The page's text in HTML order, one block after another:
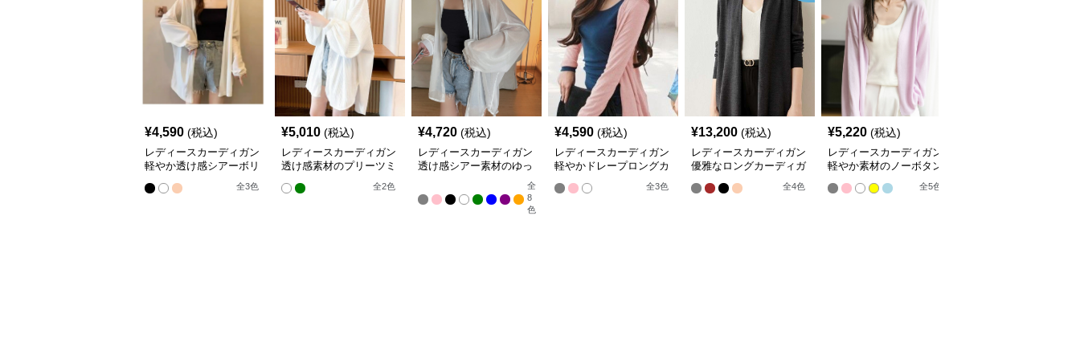
¥4,590 (税込)
レディースカーディガン
軽やか透け感シアーボリ
ューム袖羽織りカーディ
ガン
全3色
¥5,010 (税込)
レディースカーディガン
透け感素材のプリーツミ
ドル丈羽織りカーディガ
ン
全2色
¥4,720 (税込)
レディースカーディガン
透け感シアー素材のゆっ
全
8
色
¥4,590 (税込)
レディースカーディガン
軽やかドレープロングカ
全3色
¥13,200 (税込)
レディースカーディガン
優雅なロングカーディガ
全4色
¥5,220 (税込)
レディースカーディガン
軽やか素材のノーボタン
ゆったりシルエットカー
ディガン
全5色